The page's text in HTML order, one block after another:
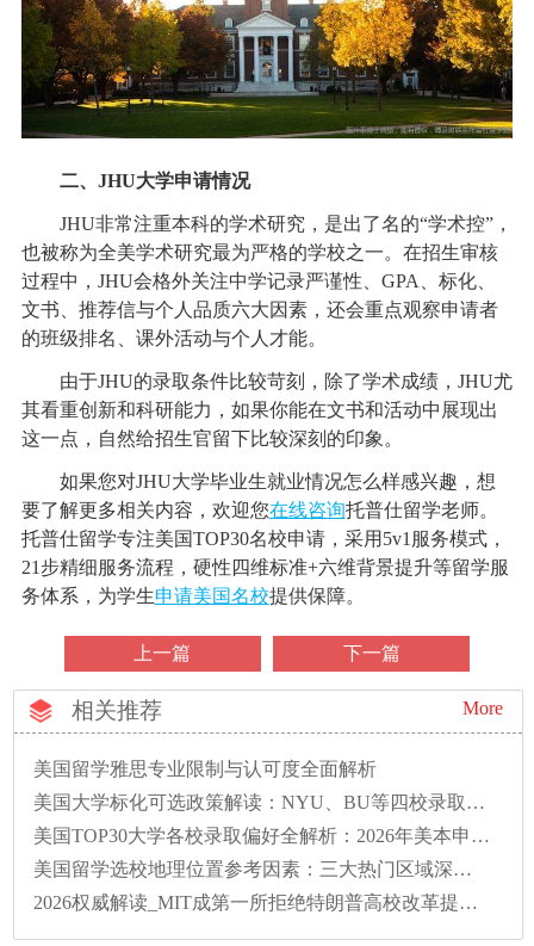
二、JHU大学申请情况
JHU非常注重本科的学术研究，是出了名的“学术控”，
也被称为全美学术研究最为严格的学校之一。在招生审核
过程中，JHU会格外关注中学记录严谨性、GPA、标化、
文书、推荐信与个人品质六大因素，还会重点观察申请者
的班级排名、课外活动与个人才能。
由于JHU的录取条件比较苛刻，除了学术成绩，JHU尤
其看重创新和科研能力，如果你能在文书和活动中展现出
这一点，自然给招生官留下比较深刻的印象。
如果您对JHU大学毕业生就业情况怎么样感兴趣，想
要了解更多相关内容，欢迎您在线咨询托普仕留学老师。
托普仕留学专注美国TOP30名校申请，采用5v1服务模式，
21步精细服务流程，硬性四维标准+六维背景提升等留学服
务体系，为学生申请美国名校提供保障。
上一篇 下一篇
相关推荐 More
美国留学雅思专业限制与认可度全面解析
美国大学标化可选政策解读：NYU、BU等四校录取偏好全解析
美国TOP30大学各校录取偏好全解析：2026年美本申请必读
美国留学选校地理位置参考因素：三大热门区域深度解析
2026权威解读_MIT成第一所拒绝特朗普高校改革提案的大学